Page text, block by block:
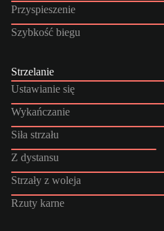
Przyspieszenie
Szybkość biegu
Strzelanie
Ustawianie się
Wykańczanie
Siła strzału
Z dystansu
Strzały z woleja
Rzuty karne